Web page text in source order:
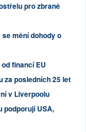
pro zbraně
mění dohody o
financí EU
za posledních 25 let
v Liverpoolu
podporují USA,